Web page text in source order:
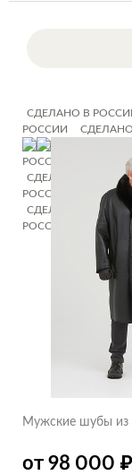
СДЕЛАНО В
РОССИИ
СДЕЛАНО В РОССИИ
РОССИИ
СДЕЛАНО В
РОССИИ
СДЕЛАНО В РОССИИ
РОССИИ
Мужские шубы из
от 98 000 ₽